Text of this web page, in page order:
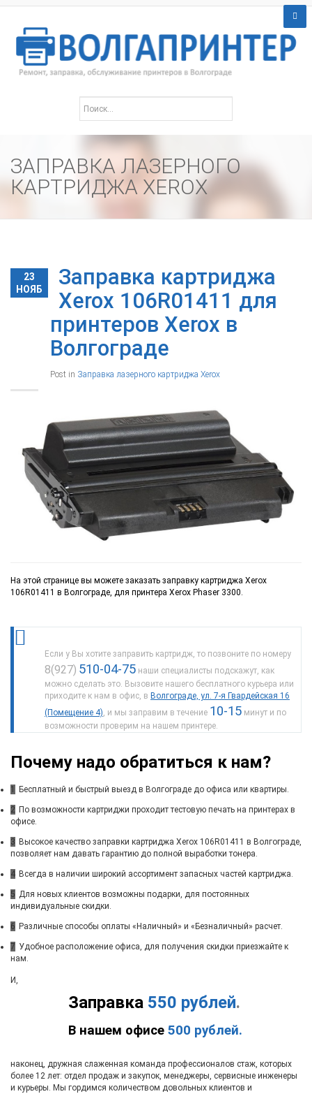
ЗАПРАВКА ЛАЗЕРНОГО
КАРТРИДЖА XEROX
23
НОЯБ
Заправка картриджа
Xerox 106R01411 для
принтеров Xerox в
Волгограде
Post in Заправка лазерного картриджа Xerox
На этой странице вы можете заказать заправку картриджа Xerox
106R01411 в Волгограде, для принтера Xerox Phaser 3300.
Если у Вы хотите заправить картридж, то позвоните по номеру
8(927) 510-04-75 наши специалисты подскажут, как
можно сделать это. Вызовите нашего бесплатного курьера или
приходите к нам в офис, в Волгограде, ул. 7-я Гвардейская 16
(Помещение 4) , и мы заправим в течение 10-15 минут и по
возможности проверим на нашем принтере.
Почему надо обратиться к нам?
1 Бесплатный и быстрый выезд в Волгограде до офиса или квартиры.
2 По возможности картриджи проходит тестовую печать на принтерах в
офисе.
3 Высокое качество заправки картриджа Xerox 106R01411 в Волгограде,
позволяет нам давать гарантию до полной выработки тонера.
4 Всегда в наличии широкий ассортимент запасных частей картриджа.
5 Для новых клиентов возможны подарки, для постоянных
индивидуальные скидки.
6 Различные способы оплаты «Наличный» и «Безналичный» расчет.
7 Удобное расположение офиса, для получения скидки приезжайте к
нам.
Заправка 550 рублей.
В нашем офисе 500 рублей.
И,
наконец, дружная слаженная команда профессионалов стаж, которых
более 12 лет: отдел продаж и закупок, менеджеры, сервисные инженеры
и курьеры. Мы гордимся количеством довольных клиентов и